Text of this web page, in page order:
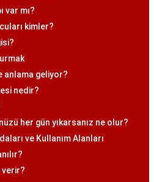
var mı?
kimler?
anlama geliyor?
nedir?
her gün yıkarsanız ne olur?
ve Kullanım Alanları
verir?